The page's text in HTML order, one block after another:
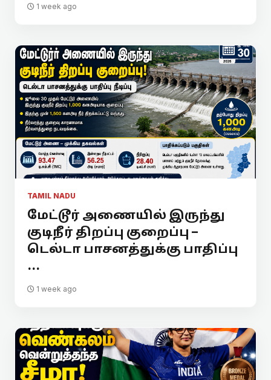
1 week ago
TAMIL NADU
மேட்டூர் அணையில் இருந்து
குடிநீர் திறப்பு குறைப்பு –
டெல்டா பாசனத்துக்கு பாதிப்பு
...
1 week ago